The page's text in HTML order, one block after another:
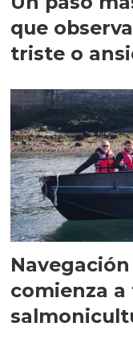
que
triste o
comienza